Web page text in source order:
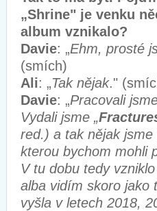
„Shrine" je venku
album vznikalo?
Davie: „Ehm, prosté
(smích)
Ali: „Tak nějak."
Davie: „Pracovali
Vydali jsme „
red.) a tak nějak
kterou bychom mohli
V tu dobu tedy vzniklo
alba vidím skoro jako
vyšla v letech 2018,